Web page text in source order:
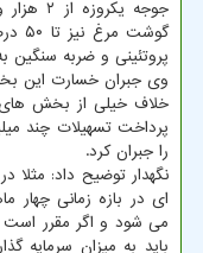
پروتئینی و ضربه
وی جبران خسارت این
خلاف خیلی از بخش های
پرداخت تسهیلات چند
را جبران کرد.
ای در بازه زمانی چهار
می شود و اگر مقرر
باید به میزان سرمایه